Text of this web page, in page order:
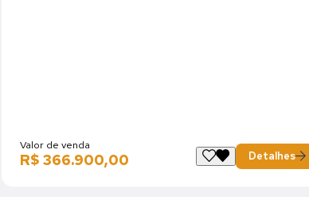
Valor de venda
R$ 366.900,00 Detalhes